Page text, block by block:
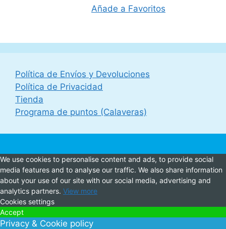
15,00 €.10,00 €.
Añade a Favoritos
Política de Envíos y Devoluciones
Política de Privacidad
Tienda
Programa de puntos (Calaveras)
We use cookies to personalise content and ads, to provide social
media features and to analyse our traffic. We also share information
about your use of our site with our social media, advertising and
analytics partners. View more
Cookies settings
Accept
Privacy & Cookie policy